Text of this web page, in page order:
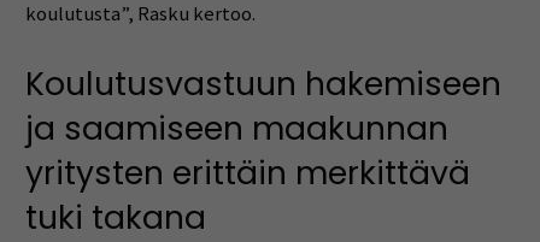
koulutusta”, Rasku kertoo.
Koulutusvastuun hakemiseen
ja saamiseen maakunnan
yritysten erittäin merkittävä
tuki takana